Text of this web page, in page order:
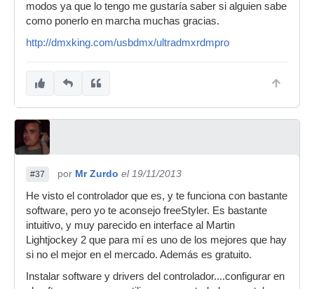
modos ya que lo tengo me gustaría saber si alguien sabe
como ponerlo en marcha muchas gracias.
http://dmxking.com/usbdmx/ultradmxrdmpro
#37 por Mr Zurdo el 19/11/2013
He visto el controlador que es, y te funciona con bastante
software, pero yo te aconsejo freeStyler. Es bastante
intuitivo, y muy parecido en interface al Martin
Lightjockey 2 que para mí es uno de los mejores que hay
si no el mejor en el mercado. Además es gratuito.
Instalar software y drivers del controlador....configurar en